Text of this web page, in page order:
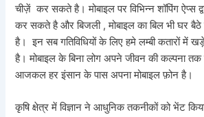
चीज़ें कर सकते है। मोबाइल पर विभिन्न शॉपिंग ऐप्स
कर सकते है और बिजली , मोबाइल का बिल भी घर बैठे
है। इन सब गतिविधियों के लिए हमे लम्बी कतारों में
है। मोबाइल के बिना लोग अपने जीवन की कल्पना
आजकल हर इंसान के पास अपना मोबाइल फ़ोन है।
कृषि क्षेत्र में विज्ञान ने आधुनिक तकनीकों को भेंट